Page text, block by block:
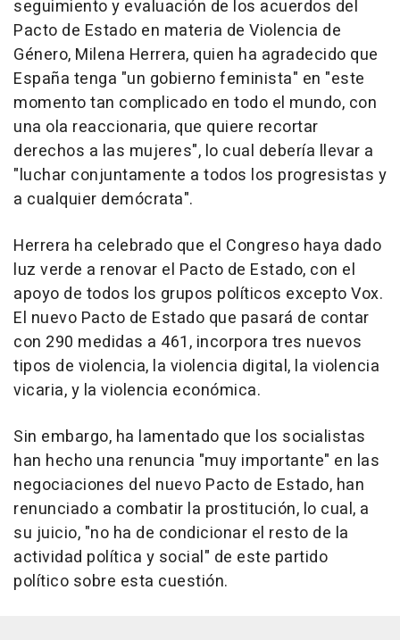
seguimiento y evaluación de los acuerdos del
Pacto de Estado en materia de Violencia de
Género, Milena Herrera, quien ha agradecido que
España tenga "un gobierno feminista" en "este
momento tan complicado en todo el mundo, con
una ola reaccionaria, que quiere recortar
derechos a las mujeres", lo cual debería llevar a
"luchar conjuntamente a todos los progresistas y
a cualquier demócrata".
Herrera ha celebrado que el Congreso haya dado
luz verde a renovar el Pacto de Estado, con el
apoyo de todos los grupos políticos excepto Vox.
El nuevo Pacto de Estado que pasará de contar
con 290 medidas a 461, incorpora tres nuevos
tipos de violencia, la violencia digital, la violencia
vicaria, y la violencia económica.
Sin embargo, ha lamentado que los socialistas
han hecho una renuncia "muy importante" en las
negociaciones del nuevo Pacto de Estado, han
renunciado a combatir la prostitución, lo cual, a
su juicio, "no ha de condicionar el resto de la
actividad política y social" de este partido
político sobre esta cuestión.